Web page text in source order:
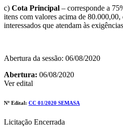
c) Cota Principal – corresponde a
itens com valores acima de
interessados que atendam às
Abertura da sessão: 06/08/2020
Abertura: 06/08/2020
Ver edital
Nº Edital: CC 01/2020 SEMASA
Licitação Encerrada